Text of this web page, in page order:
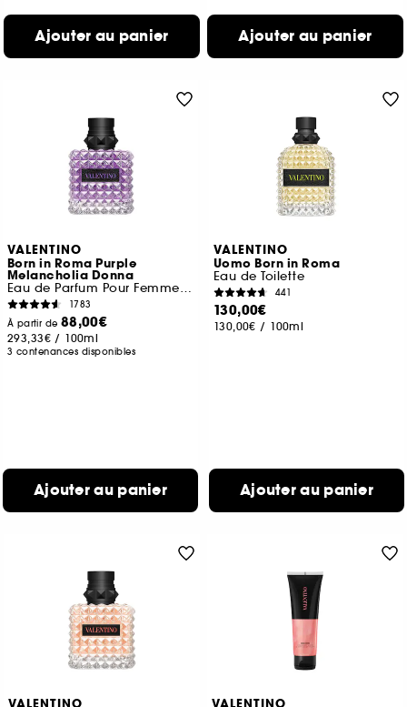
Ajouter au panier Ajouter au panier
VALENTINO
Born in Roma Purple
Melancholia Donna
Eau de Parfum Pour Femme Chyprée Fruitée
1783
À partir de 88,00€
293,33€ / 100ml
3 contenances disponibles
Ajouter au panier
VALENTINO
Uomo Born in Roma
Eau de Toilette
441
130,00€
130,00€ / 100ml
Ajouter au panier